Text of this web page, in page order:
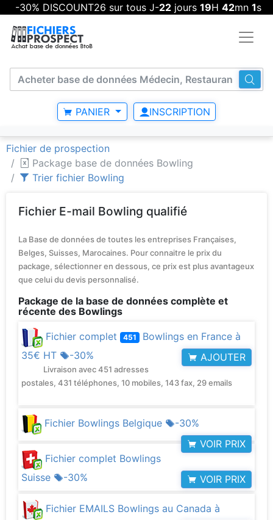
-30% DISCOUNT26 sur tous J-22jours 19H 42mn 1s
PANIER INSCRIPTION
Fichier de prospection
Package base de données Bowling
Trier fichier Bowling
Fichier E-mail Bowling qualifié
La Base de données de toutes les entreprises Françaises,
Belges, Suisses, Marocaines. Pour connaitre le prix du
package, sélectionner en dessous, ce prix est plus avantageux
que celui du devis personnalisé.
Package de la base de données complète et
récente des Bowlings
Fichier complet 451 Bowlings en France à
35€ HT
-30% AJOUTER
Livraison avec 451 adresses
postales, 431 téléphones, 10 mobiles, 143 fax, 29 emails
Fichier Bowlings Belgique
-30%
VOIR PRIX
Fichier complet Bowlings
Suisse
-30% VOIR PRIX
Fichier EMAILS Bowlings au Canada à